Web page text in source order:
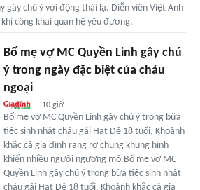
gây chú ý với động thái lạ. Diễn viên Việt Anh
công khai quan hệ yêu đương.
Bố mẹ vợ MC Quyền Linh gây chú
ý trong ngày đặc biệt của cháu
ngoại
10 giờ
Bố mẹ vợ MC Quyền Linh gây chú ý trong bữa
tiệc sinh nhật cháu gái Hạt Dẻ 18 tuổi. Khoảnh
khắc cả gia đình rạng rỡ chung khung hình
khiến nhiều người ngưỡng mộ.Bố mẹ vợ MC
Quyền Linh gây chú ý trong bữa tiệc sinh nhật
cháu gái Hạt Dẻ 18 tuổi. Khoảnh khắc cả gia